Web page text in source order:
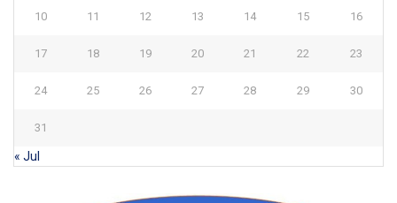
10 11 12 13 14 15 16
17 18 19 20 21 22 23
24 25 26 27 28 29 30
31
« Jul